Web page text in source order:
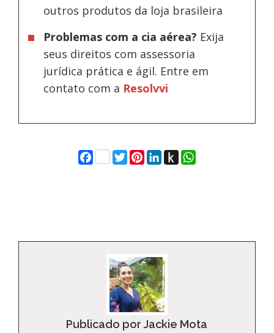
outros produtos da loja brasileira
Problemas com a cia aérea? Exija
seus direitos com assessoria
jurídica prática e ágil. Entre em
contato com a Resolvvi
Facebook
Twitter
Pinterest
LinkedIn
Push
to
WhatsApp
Publicado por Jackie Mota